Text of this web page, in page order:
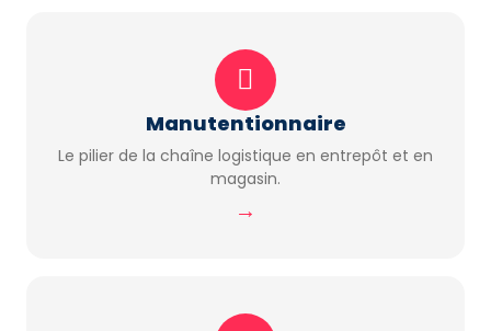
Manutentionnaire
Le pilier de la chaîne logistique en entrepôt et en
magasin.
→